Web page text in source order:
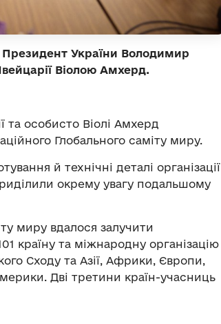
Президент України Володимир
Віолою Амхерд.
та особисто Віолі Амхерд
Глобального саміту миру.
й технічні деталі організації
окрему увагу подальшому
миру вдалося залучити
країну та міжнародну організацію
Сходу та Азії, Африки, Європи,
Дві третини країн-учасниць